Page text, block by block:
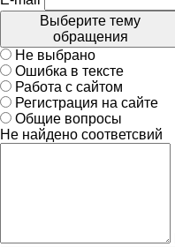
Выберите тему
обращения
Не выбрано
Ошибка в тексте
Работа с сайтом
Регистрация на сайте
Общие вопросы
Не найдено соответсвий